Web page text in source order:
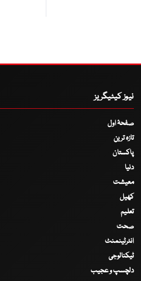
نیوز کیٹیگریز
صفحۂ اول
تازہ ترین
پاکستان
دنیا
معیشت
کھیل
تعلیم
صحت
انٹرٹینمنٹ
ٹیکنالوجی
دلچسپ و عجیب